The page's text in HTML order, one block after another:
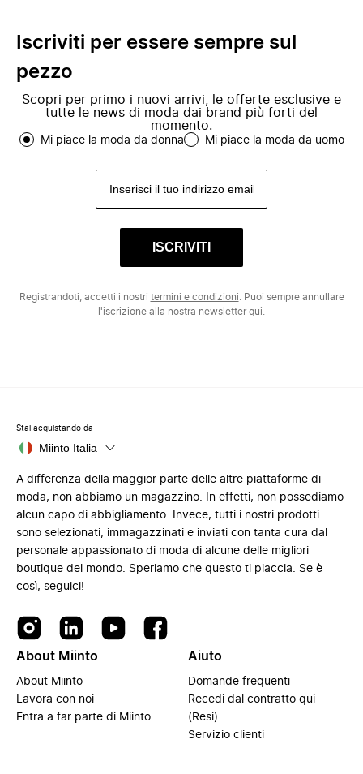
Iscriviti per essere sempre sul
pezzo
Scopri per primo i nuovi arrivi, le offerte esclusive e
tutte le news di moda dai brand più forti del
momento.
Mi piace la moda da donna Mi piace la moda da uomo
ISCRIVITI
Registrandoti, accetti i nostri termini e condizioni . Puoi sempre annullare
l'iscrizione alla nostra newsletterqui.
Stai acquistando da
Miinto Italia
A differenza della maggior parte delle altre piattaforme di
moda, non abbiamo un magazzino. In effetti, non possediamo
alcun capo di abbigliamento. Invece, tutti i nostri prodotti
sono selezionati, immagazzinati e inviati con tanta cura dal
personale appassionato di moda di alcune delle migliori
boutique del mondo. Speriamo che questo ti piaccia. Se è
così, seguici!
About Miinto
About Miinto
Lavora con noi
Entra a far parte di Miinto
Aiuto
Domande frequenti
Recedi dal contratto qui
(Resi)
Servizio clienti